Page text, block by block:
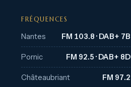
FRÉQUENCES
Nantes FM 103.8 · DAB+ 7B
Pornic FM 92.5 · DAB+ 8D
Châteaubriant FM 97.2